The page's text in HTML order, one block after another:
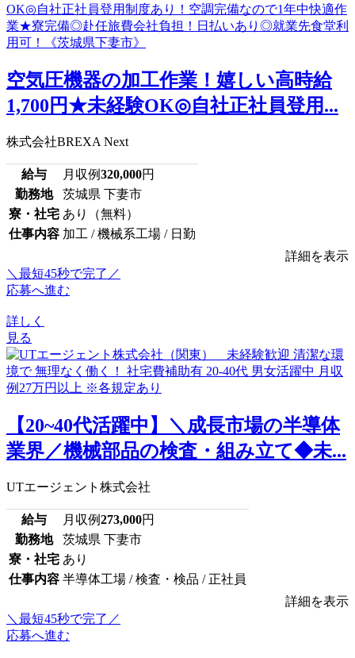
空気圧機器の加工作業！嬉しい高時給
1,700円★未経験OK◎自社正社員登用...
株式会社BREXA Next
給与 月収例320,000円
勤務地
茨城県 下妻市
寮・社宅 あり（無料）
仕事内容 加工 / 機械系工場 / 日勤
詳細を表示
＼最短45秒で完了／
応募へ進む
詳しく
見る
【20~40代活躍中】＼成長市場の半導体
業界／機械部品の検査・組み立て◆未...
UTエージェント株式会社
給与 月収例273,000円
勤務地
茨城県 下妻市
寮・社宅 あり
仕事内容 半導体工場 / 検査・検品 / 正社員
詳細を表示
＼最短45秒で完了／
応募へ進む